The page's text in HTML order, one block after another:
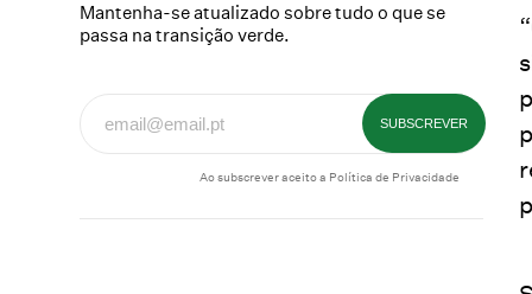
Mantenha-se atualizado sobre tudo o que se
passa na transição verde.
Ao subscrever aceito a Política de Privacidade